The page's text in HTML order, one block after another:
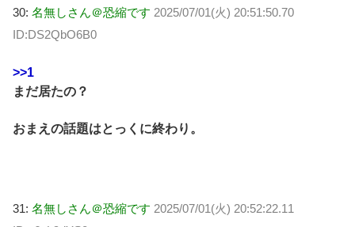
30: 名無しさん＠恐縮です 2025/07/01(火) 20:51:50.70
ID:DS2QbO6B0
>>1
まだ居たの？
おまえの話題はとっくに終わり。
31: 名無しさん＠恐縮です 2025/07/01(火) 20:52:22.11